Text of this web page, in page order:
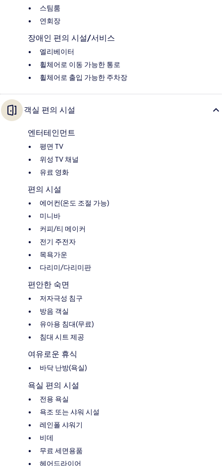
스팀룸
연회장
장애인 편의 시설/서비스
엘리베이터
휠체어로 이동 가능한 통로
휠체어로 출입 가능한 주차장
객실 편의 시설
엔터테인먼트
평면 TV
위성 TV 채널
유료 영화
편의 시설
에어컨(온도 조절 가능)
미니바
커피/티 메이커
전기 주전자
목욕가운
다리미/다리미판
편안한 숙면
저자극성 침구
방음 객실
유아용 침대(무료)
침대 시트 제공
여유로운 휴식
바닥 난방(욕실)
욕실 편의 시설
전용 욕실
욕조 또는 샤워 시설
레인폴 샤워기
비데
무료 세면용품
헤어드라이어